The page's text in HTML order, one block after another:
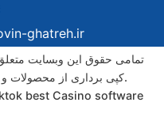
ghatreh.ir
تمامی حقوق این وبسایت
کپی برداری از محصولات و تصاویر پیگرد قانونی خواهد داشت.
best Casino software